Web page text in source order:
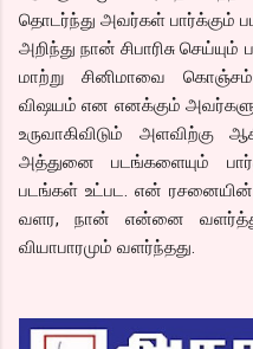
தொடர்ந்து அவர்கள் பார்க்கும்
அறிந்து நான் சிபாரிசு
மாற்று சினிமாவை
விஷயம் என எனக்கும்
உருவாகிவிடும் அளவிற்கு
அத்துனை படங்களையும்
படங்கள் உட்பட. என்
வளர, நான் என்னை
வியாபாரமும் வளர்ந்தது.